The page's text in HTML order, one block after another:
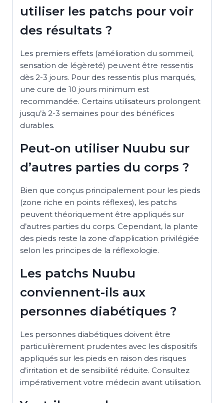
utiliser les patchs pour voir
des résultats ?
Les premiers effets (amélioration du sommeil,
sensation de légèreté) peuvent être ressentis
dès 2-3 jours. Pour des ressentis plus marqués,
une cure de 10 jours minimum est
recommandée. Certains utilisateurs prolongent
jusqu’à 2-3 semaines pour des bénéfices
durables.
Peut-on utiliser Nuubu sur
d’autres parties du corps ?
Bien que conçus principalement pour les pieds
(zone riche en points réflexes), les patchs
peuvent théoriquement être appliqués sur
d’autres parties du corps. Cependant, la plante
des pieds reste la zone d’application privilégiée
selon les principes de la réflexologie.
Les patchs Nuubu
conviennent-ils aux
personnes diabétiques ?
Les personnes diabétiques doivent être
particulièrement prudentes avec les dispositifs
appliqués sur les pieds en raison des risques
d’irritation et de sensibilité réduite. Consultez
impérativement votre médecin avant utilisation.